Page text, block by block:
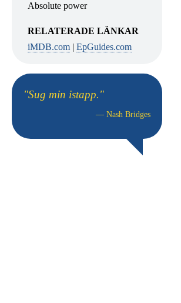
Absolute power
RELATERADE LÄNKAR
iMDB.com |EpGuides.com
"Sug min istapp."
— Nash Bridges